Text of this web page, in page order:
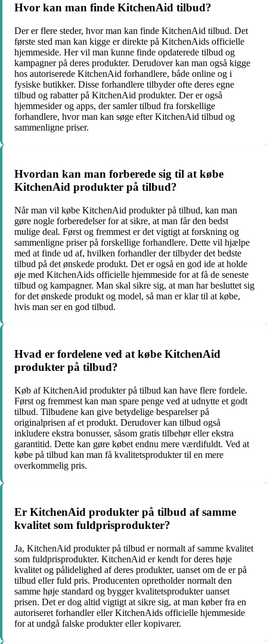
Hvor kan man finde KitchenAid tilbud?
Der er flere steder, hvor man kan finde KitchenAid tilbud. Det
første sted man kan kigge er direkte på KitchenAids officielle
hjemmeside. Her vil man kunne finde opdaterede tilbud og
kampagner på deres produkter. Derudover kan man også kigge
hos autoriserede KitchenAid forhandlere, både online og i
fysiske butikker. Disse forhandlere tilbyder ofte deres egne
tilbud og rabatter på KitchenAid produkter. Der er også
hjemmesider og apps, der samler tilbud fra forskellige
forhandlere, hvor man kan søge efter KitchenAid tilbud og
sammenligne priser.
Hvordan kan man forberede sig til at købe
KitchenAid produkter på tilbud?
Når man vil købe KitchenAid produkter på tilbud, kan man
gøre nogle forberedelser for at sikre, at man får den bedst
mulige deal. Først og fremmest er det vigtigt at forskning og
sammenligne priser på forskellige forhandlere. Dette vil hjælpe
med at finde ud af, hvilken forhandler der tilbyder det bedste
tilbud på det ønskede produkt. Det er også en god ide at holde
øje med KitchenAids officielle hjemmeside for at få de seneste
tilbud og kampagner. Man skal sikre sig, at man har besluttet sig
for det ønskede produkt og model, så man er klar til at købe,
hvis man ser en god tilbud.
Hvad er fordelene ved at købe KitchenAid
produkter på tilbud?
Køb af KitchenAid produkter på tilbud kan have flere fordele.
Først og fremmest kan man spare penge ved at udnytte et godt
tilbud. Tilbudene kan give betydelige besparelser på
originalprisen af et produkt. Derudover kan tilbud også
inkludere ekstra bonusser, såsom gratis tilbehør eller ekstra
garantitid. Dette kan gøre købet endnu mere værdifuldt. Ved at
købe på tilbud kan man få kvalitetsprodukter til en mere
overkommelig pris.
Er KitchenAid produkter på tilbud af samme
kvalitet som fuldprisprodukter?
Ja, KitchenAid produkter på tilbud er normalt af samme kvalitet
som fuldprisprodukter. KitchenAid er kendt for deres høje
kvalitet og pålidelighed af deres produkter, uanset om de er på
tilbud eller fuld pris. Producenten opretholder normalt den
samme høje standard og bygger kvalitetsprodukter uanset
prisen. Det er dog altid vigtigt at sikre sig, at man køber fra en
autoriseret forhandler eller KitchenAids officielle hjemmeside
for at undgå falske produkter eller kopivarer.